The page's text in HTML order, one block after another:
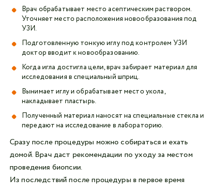
Врач обрабатывает место асептическим раствором.
Уточняет место расположения новообразования под
УЗИ.
Подготовленную тонкую иглу под контролем УЗИ
доктор вводит к новообразованию.
Когда игла достигла цели, врач забирает материал для
исследования в специальный шприц.
Вынимает иглу и обрабатывает место укола,
накладывает пластырь.
Полученный материал наносят на специальные стекла и
передают на исследование в лабораторию.
Сразу после процедуры можно собираться и ехать
домой. Врач даст рекомендации по уходу за местом
проведения биопсии.
Из последствий после процедуры в первое время